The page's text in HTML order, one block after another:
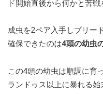
ド開始直後から何かと苦戦
成虫を2ペア入手しブリー
確保できたのは4頭の幼虫
この4頭の幼虫は順調に育
ランドゥス以上に暴れる始